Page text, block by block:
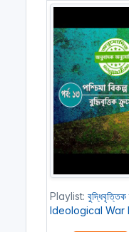
Playlist:
Ideological War